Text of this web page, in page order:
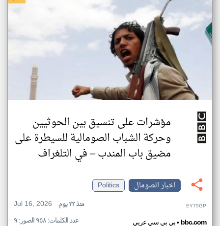
مؤشرات على تنسيق بين الحوثيين
وحركة الشباب الصومالية للسيطرة على
مضيق باب المندب – في التلغراف
اخبار الصومال
Politics
Jul 16, 2026
منذ ٢٣ يوم EY75GP
بي بي سي عربي• bbc.com عدد الكلمات: ٩٥٨ الصور: ٩